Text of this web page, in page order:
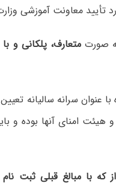
تأیید معاونت آموزشی
صورت متعارف، پلکانی و
عنوان سرانه سالیانه
اطلاع دانشگاه‌ها و هیئت امنای
با مبالغ قبلی ثبت نام